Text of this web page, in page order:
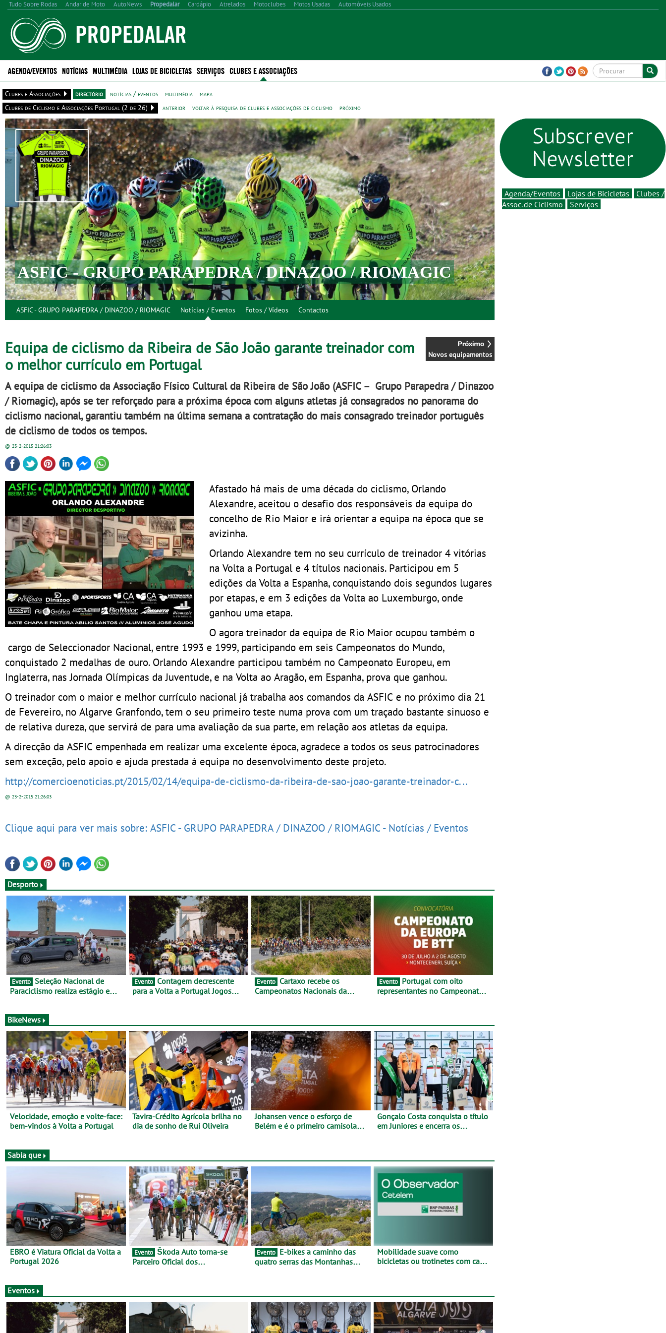
Tudo Sobre Rodas Andar de Moto AutoNews Propedalar Cardápio Atrelados Motoclubes Motos Usadas Automóveis Usados
AGENDA/EVENTOS NOTÍCIAS MULTIMÉDIA LOJAS DE BICICLETAS SERVIÇOS CLUBES E ASSOCIAÇÕES
Clubes e Associações directório notícias / eventos multimédia
mapa
Clubes de Ciclismo e Associações Portugal (2 de 26)
anterior voltar à pesquisa de clubes e associações de ciclismo próximo
ASFIC - GRUPO PARAPEDRA / DINAZOO / RIOMAGIC
ASFIC - GRUPO PARAPEDRA / DINAZOO / RIOMAGIC Notícias / Eventos Fotos / Vídeos Contactos
Novos equipamentos
Equipa de ciclismo da Ribeira de São João garante treinador com
o melhor currículo em Portugal
A equipa de ciclismo da Associação Físico Cultural da Ribeira de São João (ASFIC – Grupo Parapedra / Dinazoo
/ Riomagic), após se ter reforçado para a próxima época com alguns atletas já consagrados no panorama do
ciclismo nacional, garantiu também na última semana a contratação do mais consagrado treinador português
de ciclismo de todos os tempos.
@ 23-2-2015 21:26:03
Afastado há mais de uma década do ciclismo, Orlando
Alexandre, aceitou o desafio dos responsáveis da equipa do
concelho de Rio Maior e irá orientar a equipa na época que se
avizinha.
Orlando Alexandre tem no seu currículo de treinador 4 vitórias
na Volta a Portugal e 4 títulos nacionais. Participou em 5
edições da Volta a Espanha, conquistando dois segundos lugares
por etapas, e em 3 edições da Volta ao Luxemburgo, onde
ganhou uma etapa.
O agora treinador da equipa de Rio Maior ocupou também o
cargo de Seleccionador Nacional, entre 1993 e 1999, participando em seis Campeonatos do Mundo,
conquistado 2 medalhas de ouro. Orlando Alexandre participou também no Campeonato Europeu, em
Inglaterra, nas Jornada Olímpicas da Juventude, e na Volta ao Aragão, em Espanha, prova que ganhou.
O treinador com o maior e melhor currículo nacional já trabalha aos comandos da ASFIC e no próximo dia 21
de Fevereiro, no Algarve Granfondo, tem o seu primeiro teste numa prova com um traçado bastante sinuoso e
de relativa dureza, que servirá de para uma avaliação da sua parte, em relação aos atletas da equipa.
A direcção da ASFIC empenhada em realizar uma excelente época, agradece a todos os seus patrocinadores
sem exceção, pelo apoio e ajuda prestada à equipa no desenvolvimento deste projeto.
http://comercioenoticias.pt/2015/02/14/equipa-de-ciclismo-da-ribeira-de-sao-joao-garante-treinador-c...
@ 23-2-2015 21:26:03
Clique aqui para ver mais sobre: ASFIC - GRUPO PARAPEDRA / DINAZOO / RIOMAGIC - Notícias / Eventos
Desporto
Evento
Paraciclismo realiza estágio em
Evento
para a Volta a Portugal Jogos
Evento
Campeonatos Nacionais da
Evento
representantes no Campeonato
BikeNews
Velocidade, emoção e volte-face:
bem-vindos à Volta a Portugal
Tavira-Crédito Agrícola brilha no
dia de sonho de Rui Oliveira
Johansen vence o esforço de
Belém e é o primeiro camisola
Gonçalo Costa conquista o título
em Juniores e encerra os
Sabia que
EBRO é Viatura Oficial da Volta a
Portugal 2026
Evento
Parceiro Oficial dos
Evento
quatro serras das Montanhas
Mobilidade suave como
bicicletas ou trotinetes com cada
automóveis exclusivamente em
áreas urbanas
Eventos
Agenda/Eventos Lojas de Bicicletas
Clubes /
Assoc. de Ciclismo
Serviços